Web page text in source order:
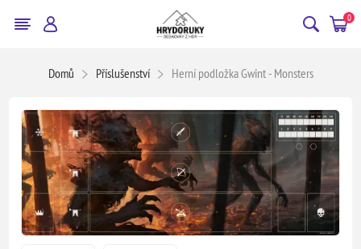
0
Domů Příslušenství Herní podložka Gwint - Monsters